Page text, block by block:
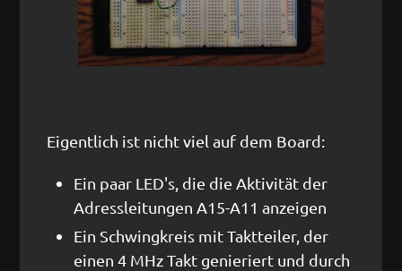
Eigentlich ist nicht viel auf dem Board:
Ein paar LED's, die die Aktivität der
Adressleitungen A15-A11 anzeigen
Ein Schwingkreis mit Taktteiler, der
einen 4 MHz Takt genieriert und durch